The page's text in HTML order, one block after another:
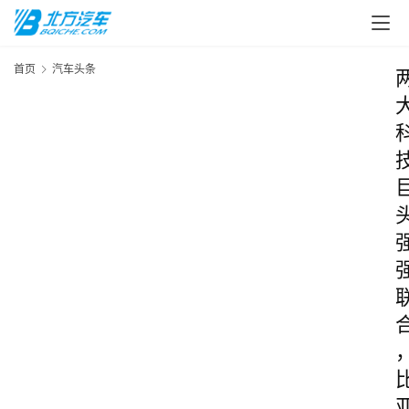
首页 汽车头条